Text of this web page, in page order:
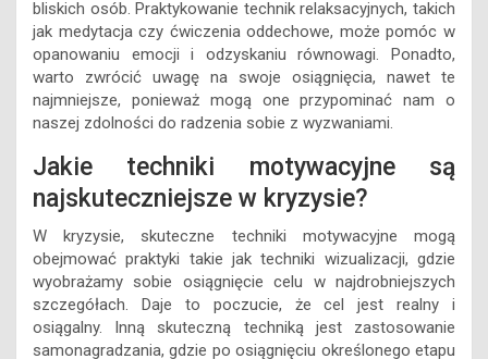
bliskich osób. Praktykowanie technik relaksacyjnych, takich
jak medytacja czy ćwiczenia oddechowe, może pomóc w
opanowaniu emocji i odzyskaniu równowagi. Ponadto,
warto zwrócić uwagę na swoje osiągnięcia, nawet te
najmniejsze, ponieważ mogą one przypominać nam o
naszej zdolności do radzenia sobie z wyzwaniami.
Jakie techniki motywacyjne są
najskuteczniejsze w kryzysie?
W kryzysie, skuteczne techniki motywacyjne mogą
obejmować praktyki takie jak techniki wizualizacji, gdzie
wyobrażamy sobie osiągnięcie celu w najdrobniejszych
szczegółach. Daje to poczucie, że cel jest realny i
osiągalny. Inną skuteczną techniką jest zastosowanie
samonagradzania, gdzie po osiągnięciu określonego etapu